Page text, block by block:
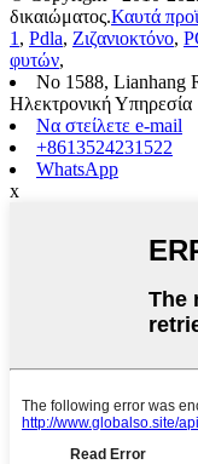
δικαιώματος.Καυτά
1 , Pdla, Ζιζανιοκτόνο,
φυτών,
No 1588, Lianhang
Ηλεκτρονική Υπηρεσία
Να στείλετε e-mail
+8613524231522
WhatsApp
x